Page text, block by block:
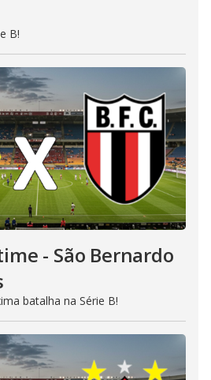
B!
- São Bernardo
batalha na Série B!